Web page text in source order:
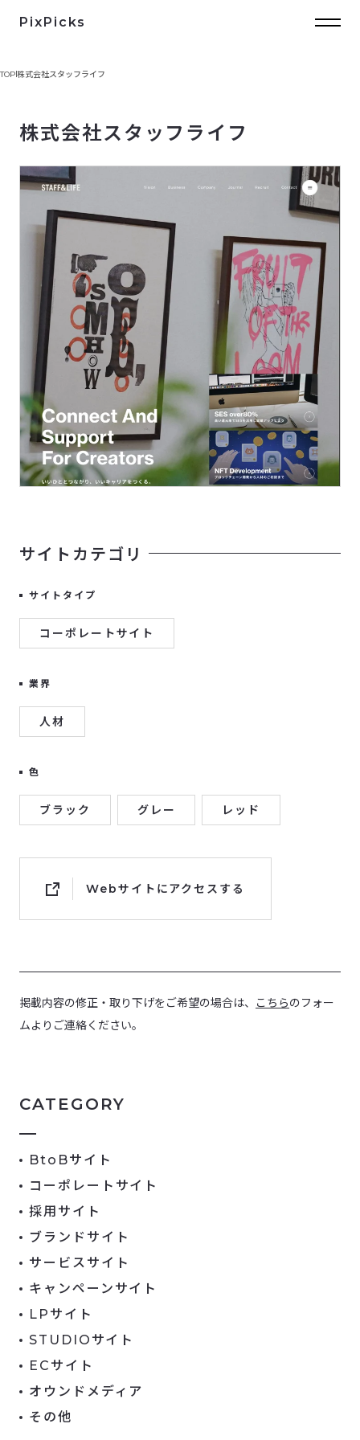
PixPicks
TOP株式会社スタッフライフ
株式会社スタッフライフ
サイトカテゴリ
サイトタイプ
コーポレートサイト
業界
人材
色
ブラック グレー レッド
Webサイトにアクセスする
掲載内容の修正・取り下げをご希望の場合は、 こちらのフォー
ムよりご連絡ください。
CATEGORY
BtoBサイト
コーポレートサイト
採用サイト
ブランドサイト
サービスサイト
キャンペーンサイト
LPサイト
STUDIOサイト
ECサイト
オウンドメディア
その他